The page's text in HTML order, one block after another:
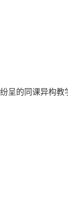
呈的同课异构